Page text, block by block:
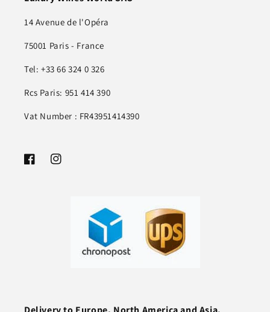
14 Avenue de l'Opéra
75001 Paris - France
Tel: +33 66 324 0 326
Rcs Paris: 951 414 390
Vat Number : FR43951414390
FacebookInstagram